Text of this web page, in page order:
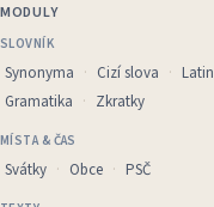
MODULY
SLOVNÍK
Synonyma Cizí slova
Gramatika
Zkratky
MÍSTA & ČAS
Svátky Obce PSČ